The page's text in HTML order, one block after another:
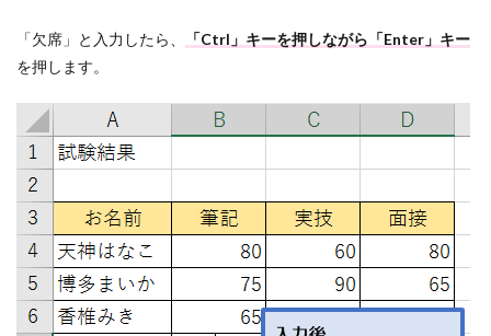
「欠席」と入力したら、
「Ctrl」キーを押しながら「Enter」キー
を押します。